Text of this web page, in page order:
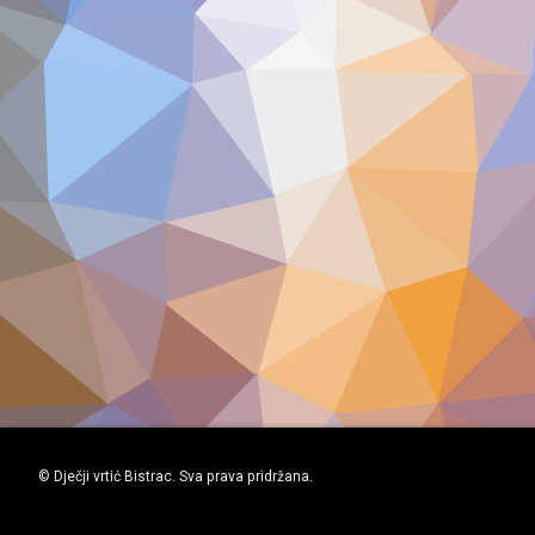
© Dječji vrtić Bistrac. Sva prava pridržana.